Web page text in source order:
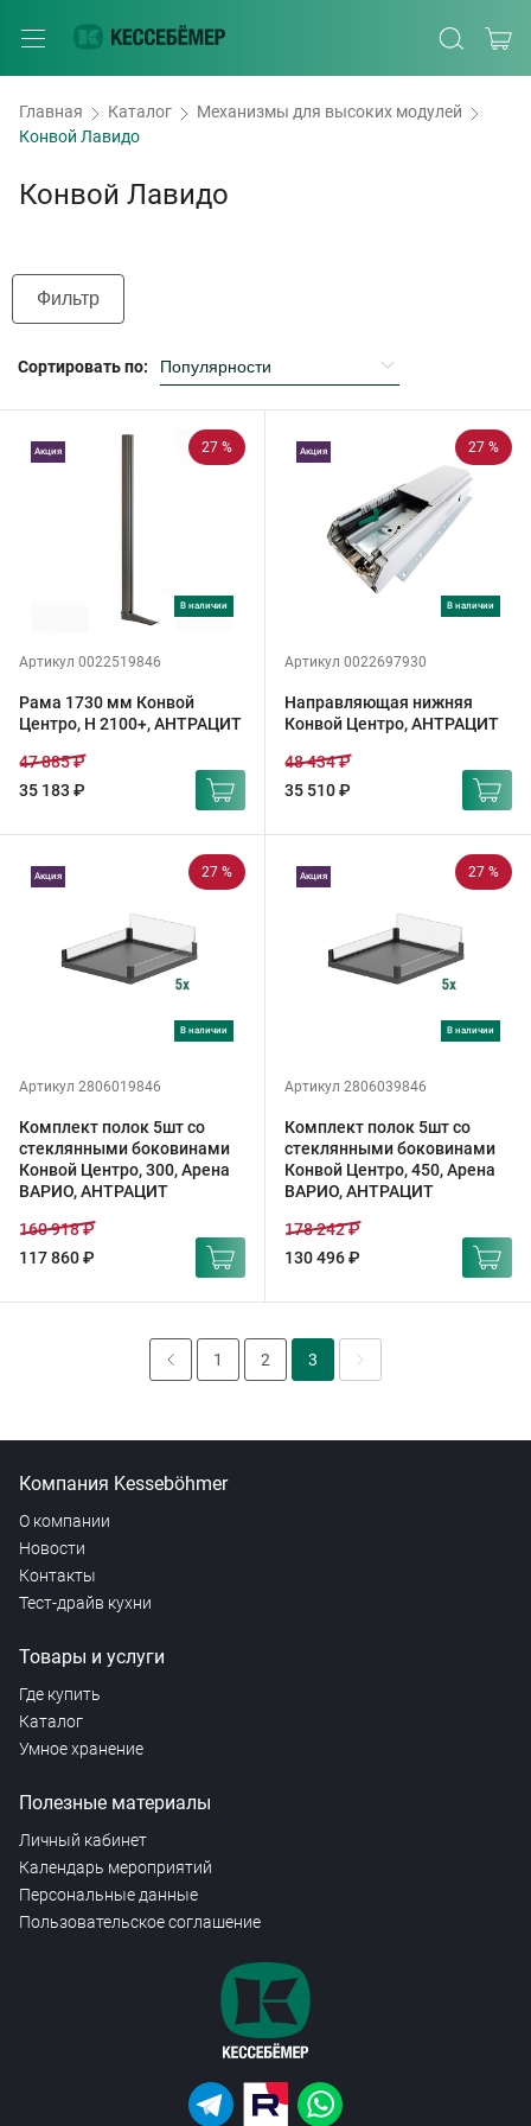
Главная Каталог
Механизмы для высоких модулей
Конвой Лавидо
Конвой Лавидо
Фильтр
Сортировать по:
27 %
в наличии
Акция
Артикул 0022519846
Рама 1730 мм Конвой
Центро, H 2100+, АНТРАЦИТ
35 183 ₽
47 885 ₽
27 %
в наличии
Акция
Артикул 0022697930
Направляющая нижняя
Конвой Центро, АНТРАЦИТ
35 510 ₽
48 434 ₽
27 %
в наличии
Акция
Артикул 2806019846
Комплект полок 5шт со
стеклянными боковинами
Конвой Центро, 300, Арена
ВАРИО, АНТРАЦИТ
117 860 ₽
160 918 ₽
27 %
в наличии
Акция
Артикул 2806039846
Комплект полок 5шт со
стеклянными боковинами
Конвой Центро, 450, Арена
ВАРИО, АНТРАЦИТ
130 496 ₽
178 242 ₽
1 2 3
Компания Kesseböhmer
О компании
Новости
Контакты
Тест-драйв кухни
Товары и услуги
Где купить
Каталог
Умное хранение
Полезные материалы
Личный кабинет
Календарь мероприятий
Персональные данные
Пользовательское соглашение